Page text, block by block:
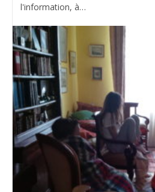
l'information, à…